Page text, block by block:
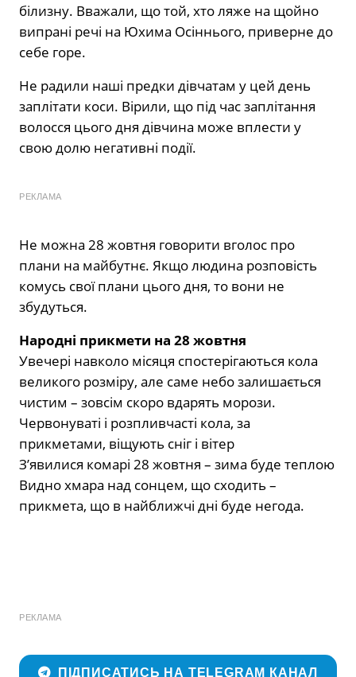
білизну. Вважали, що той, хто ляже на щойно
випрані речі на Юхима Осіннього, приверне до
себе горе.
Не радили наші предки дівчатам у цей день
заплітати коси. Вірили, що під час заплітання
волосся цього дня дівчина може вплести у
свою долю негативні події.
РЕКЛАМА
Не можна 28 жовтня говорити вголос про
плани на майбутнє. Якщо людина розповість
комусь свої плани цього дня, то вони не
збудуться.
Народні прикмети на 28 жовтня
Увечері навколо місяця спостерігаються кола
великого розміру, але саме небо залишається
чистим – зовсім скоро вдарять морози.
Червонуваті і розпливчасті кола, за
прикметами, віщують сніг і вітер
З’явилися комарі 28 жовтня – зима буде теплою
Видно хмара над сонцем, що сходить –
прикмета, що в найближчі дні буде негода.
РЕКЛАМА
ПІДПИСАТИСЬ НА TELEGRAM КАНАЛ